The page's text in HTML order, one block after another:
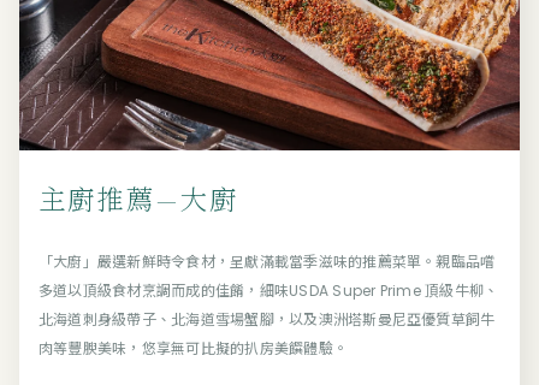
主廚推薦—大廚
「大廚」嚴選新鮮時令食材，呈獻滿載當季滋味的推薦菜單。親臨品嚐
多道以頂級食材烹調而成的佳餚，細味USDA Super Prime 頂級牛柳、
北海道刺身級帶子、北海道雪場蟹腳，以及澳洲塔斯曼尼亞優質草飼牛
肉等豐腴美味，悠享無可比擬的扒房美饌體驗。